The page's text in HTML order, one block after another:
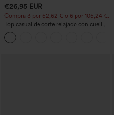
€26,95 EUR
Compra 3 por 52,62 € o 6 por 105,24 €.
Top casual de corte relajado con cuello
redondo y mangas murciélago.